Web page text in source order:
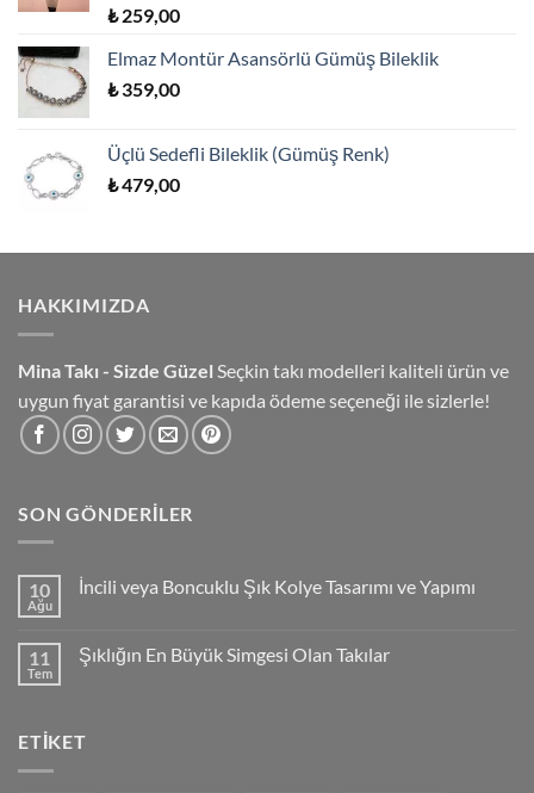
5 üzerinden
oy
aldı
₺259,00
Elmaz Montür Asansörlü Gümüş Bileklik
₺359,00
Üçlü Sedefli Bileklik (Gümüş Renk)
₺479,00
HAKKIMIZDA
Mina Takı - Sizde Güzel Seçkin takı modelleri kaliteli ürün ve
uygun fiyat garantisi ve kapıda ödeme seçeneği ile sizlerle!
SON GÖNDERILER
10
Ağu
İncili veya Boncuklu Şık Kolye Tasarımı ve Yapımı
veya
ve
Yapımı
11
Tem
Şıklığın En Büyük Simgesi Olan Takılar
Büyük
ETIKET